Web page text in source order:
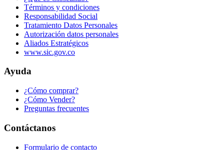
Términos y condiciones
Responsabilidad Social
Tratamiento Datos Personales
Autorización datos personales
Aliados Estratégicos
www.sic.gov.co
Ayuda
¿Cómo comprar?
¿Cómo Vender?
Preguntas frecuentes
Contáctanos
Formulario de contacto